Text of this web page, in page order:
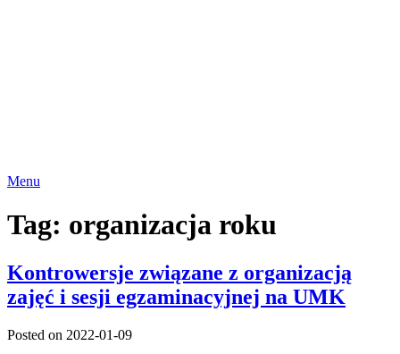
Menu
Tag: organizacja roku
Kontrowersje związane z organizacją
zajęć i sesji egzaminacyjnej na UMK
Posted on 2022-01-09